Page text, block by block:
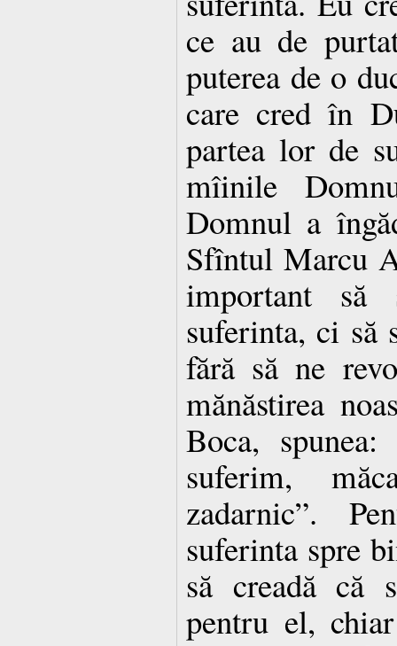
ce au de
puterea de o
care cred în
partea lor de
mîinile
Domnul a
Sfîntul Marcu
important
suferinta, ci
fără să ne
mănăstirea
Boca,
suferim,
zadarnic”.
suferinta spre
să creadă că
pentru el,